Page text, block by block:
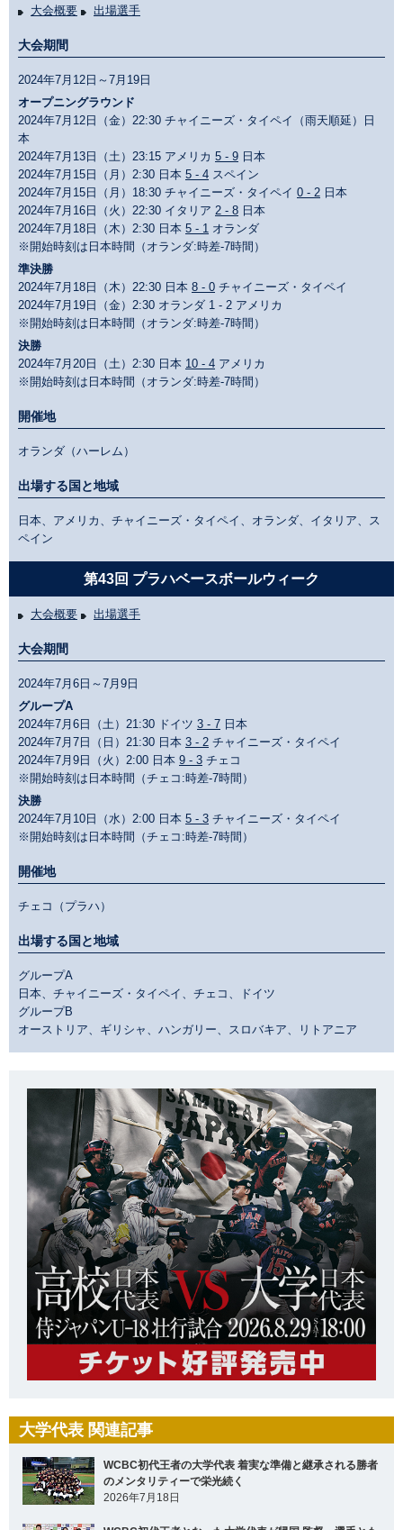
大会概要 出場選手
大会期間
2024年7月12日～7月19日
オープニングラウンド
2024年7月12日（金）22:30 チャイニーズ・タイペイ（雨天順延）日
本
2024年7月13日（土）23:15 アメリカ 5 - 9 日本
2024年7月15日（月）2:30 日本 5 - 4 スペイン
2024年7月15日（月）18:30 チャイニーズ・タイペイ 0 - 2 日本
2024年7月16日（火）22:30 イタリア 2 - 8 日本
2024年7月18日（木）2:30 日本 5 - 1 オランダ
※開始時刻は日本時間（オランダ:時差-7時間）
準決勝
2024年7月18日（木）22:30 日本 8 - 0 チャイニーズ・タイペイ
2024年7月19日（金）2:30 オランダ 1 - 2 アメリカ
※開始時刻は日本時間（オランダ:時差-7時間）
決勝
2024年7月20日（土）2:30 日本 10 - 4 アメリカ
※開始時刻は日本時間（オランダ:時差-7時間）
開催地
オランダ（ハーレム）
出場する国と地域
日本、アメリカ、チャイニーズ・タイペイ、オランダ、イタリア、ス
ペイン
第43回 プラハベースボールウィーク
大会概要 出場選手
大会期間
2024年7月6日～7月9日
グループA
2024年7月6日（土）21:30 ドイツ 3 - 7 日本
2024年7月7日（日）21:30 日本 3 - 2 チャイニーズ・タイペイ
2024年7月9日（火）2:00 日本 9 - 3 チェコ
※開始時刻は日本時間（チェコ:時差-7時間）
決勝
2024年7月10日（水）2:00 日本 5 - 3 チャイニーズ・タイペイ
※開始時刻は日本時間（チェコ:時差-7時間）
開催地
チェコ（プラハ）
出場する国と地域
グループA
日本、チャイニーズ・タイペイ、チェコ、ドイツ
グループB
オーストリア、ギリシャ、ハンガリー、スロバキア、リトアニア
大学代表 関連記事
WCBC初代王者の大学代表 着実な準備と継承される勝者
のメンタリティーで栄光続く
2026年7月18日